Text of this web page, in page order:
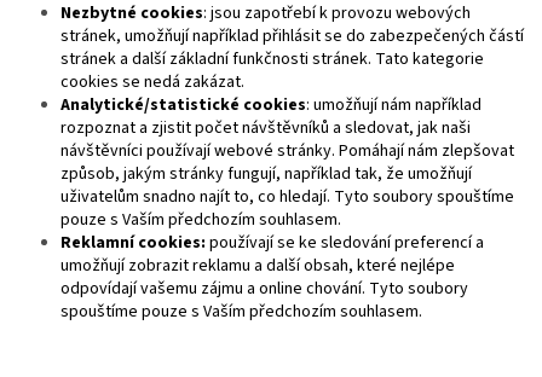
Nezbytné cookies: jsou zapotřebí k provozu webových
stránek, umožňují například přihlásit se do zabezpečených částí
stránek a další základní funkčnosti stránek. Tato kategorie
cookies se nedá zakázat.
Analytické/statistické cookies: umožňují nám například
rozpoznat a zjistit počet návštěvníků a sledovat, jak naši
návštěvníci používají webové stránky. Pomáhají nám zlepšovat
způsob, jakým stránky fungují, například tak, že umožňují
uživatelům snadno najít to, co hledají. Tyto soubory spouštíme
pouze s Vaším předchozím souhlasem.
Reklamní cookies: používají se ke sledování preferencí a
umožňují zobrazit reklamu a další obsah, které nejlépe
odpovídají vašemu zájmu a online chování. Tyto soubory
spouštíme pouze s Vaším předchozím souhlasem.